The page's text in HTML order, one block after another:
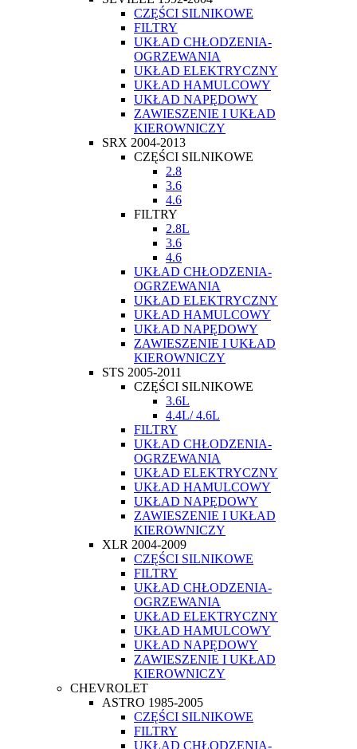
CZĘŚCI SILNIKOWE
FILTRY
UKŁAD CHŁODZENIA-
OGRZEWANIA
UKŁAD ELEKTRYCZNY
UKŁAD HAMULCOWY
UKŁAD NAPĘDOWY
ZAWIESZENIE I UKŁAD
KIEROWNICZY
SRX 2004-2013
CZĘŚCI SILNIKOWE
2.8
3.6
4.6
FILTRY
2.8L
3.6
4.6
UKŁAD CHŁODZENIA-
OGRZEWANIA
UKŁAD ELEKTRYCZNY
UKŁAD HAMULCOWY
UKŁAD NAPĘDOWY
ZAWIESZENIE I UKŁAD
KIEROWNICZY
STS 2005-2011
CZĘŚCI SILNIKOWE
3.6L
4.4L/ 4.6L
FILTRY
UKŁAD CHŁODZENIA-
OGRZEWANIA
UKŁAD ELEKTRYCZNY
UKŁAD HAMULCOWY
UKŁAD NAPĘDOWY
ZAWIESZENIE I UKŁAD
KIEROWNICZY
XLR 2004-2009
CZĘŚCI SILNIKOWE
FILTRY
UKŁAD CHŁODZENIA-
OGRZEWANIA
UKŁAD ELEKTRYCZNY
UKŁAD HAMULCOWY
UKŁAD NAPĘDOWY
ZAWIESZENIE I UKŁAD
KIEROWNICZY
CHEVROLET
ASTRO 1985-2005
CZĘŚCI SILNIKOWE
FILTRY
UKŁAD CHŁODZENIA-